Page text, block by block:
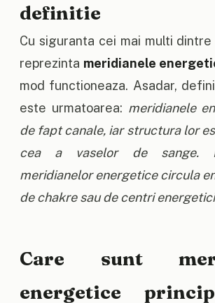
definitie
Cu siguranta cei mai multi
reprezinta meridianele
mod functioneaza. Asadar,
este urmatoarea: meridianele
de fapt canale, iar structura lor
cea a vaselor de sange.
meridianelor energetice circula
de chakre sau de centri
Care sunt
energetice